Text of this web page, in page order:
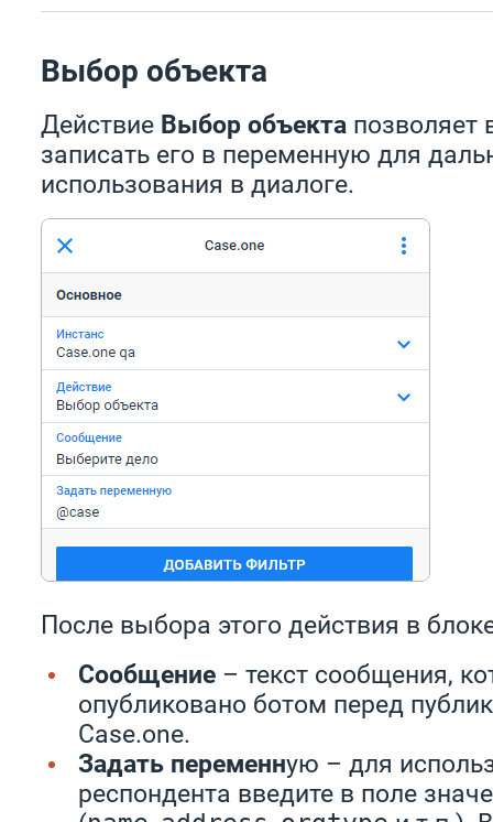
Выбор объекта
Действие Выбор объекта позволяет
записать его в переменную для
использования в диалоге.
После выбора этого действия в
Сообщение – текст сообщения,
опубликовано ботом перед
Case.one.
Задать переменную – для
респондента введите в поле